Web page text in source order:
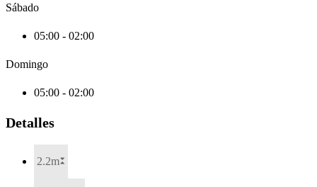
Sábado
05:00 - 02:00
Domingo
05:00 - 02:00
Detalles
2.2m